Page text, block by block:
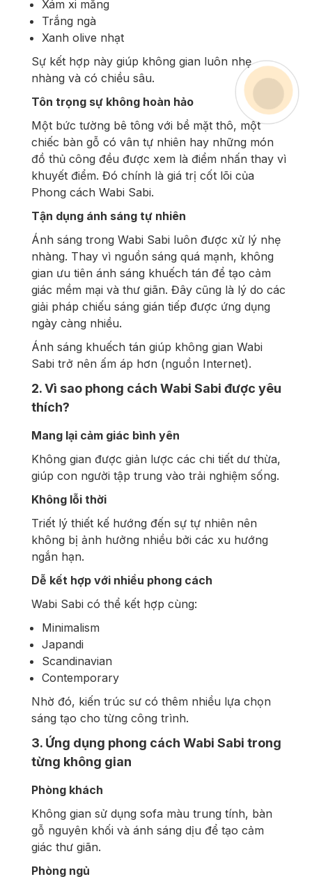
Xám xi măng
Trắng ngà
Xanh olive nhạt
Sự kết hợp này giúp không gian luôn nhẹ
nhàng và có chiều sâu.
Tôn trọng sự không hoàn hảo
Một bức tường bê tông với bề mặt thô, một
chiếc bàn gỗ có vân tự nhiên hay những món
đồ thủ công đều được xem là điểm nhấn thay vì
khuyết điểm. Đó chính là giá trị cốt lõi của
Phong cách Wabi Sabi.
Tận dụng ánh sáng tự nhiên
Ánh sáng trong Wabi Sabi luôn được xử lý nhẹ
nhàng. Thay vì nguồn sáng quá mạnh, không
gian ưu tiên ánh sáng khuếch tán để tạo cảm
giác mềm mại và thư giãn. Đây cũng là lý do các
giải pháp chiếu sáng gián tiếp được ứng dụng
ngày càng nhiều.
Ánh sáng khuếch tán giúp không gian Wabi
Sabi trở nên ấm áp hơn (nguồn Internet).
2. Vì sao phong cách Wabi Sabi được yêu
thích?
Mang lại cảm giác bình yên
Không gian được giản lược các chi tiết dư thừa,
giúp con người tập trung vào trải nghiệm sống.
Không lỗi thời
Triết lý thiết kế hướng đến sự tự nhiên nên
không bị ảnh hưởng nhiều bởi các xu hướng
ngắn hạn.
Dễ kết hợp với nhiều phong cách
Wabi Sabi có thể kết hợp cùng:
Minimalism
Japandi
Scandinavian
Contemporary
Nhờ đó, kiến trúc sư có thêm nhiều lựa chọn
sáng tạo cho từng công trình.
3. Ứng dụng phong cách Wabi Sabi trong
từng không gian
Phòng khách
Không gian sử dụng sofa màu trung tính, bàn
gỗ nguyên khối và ánh sáng dịu để tạo cảm
giác thư giãn.
Phòng ngủ